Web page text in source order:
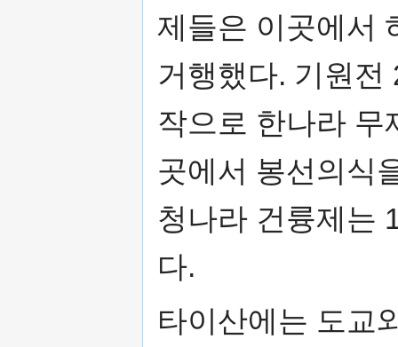
제들은 이곳에서
거행했다. 기원전
작으로 한나라 무
곳에서 봉선의식
청나라 건륭제는
다.
타이산에는 도교